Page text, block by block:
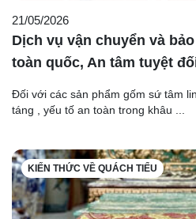
21/05/2026
Dịch vụ vận chuyển và
toàn quốc, An tâm tuyệt
Đối với các sản phẩm gốm sứ tâm
táng , yếu tố an toàn trong khâu ...
KIẾN THỨC VỀ QUÁCH TIỂU